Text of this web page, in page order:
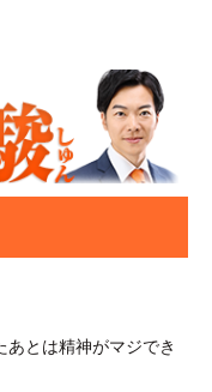
あとは精神がマジでき